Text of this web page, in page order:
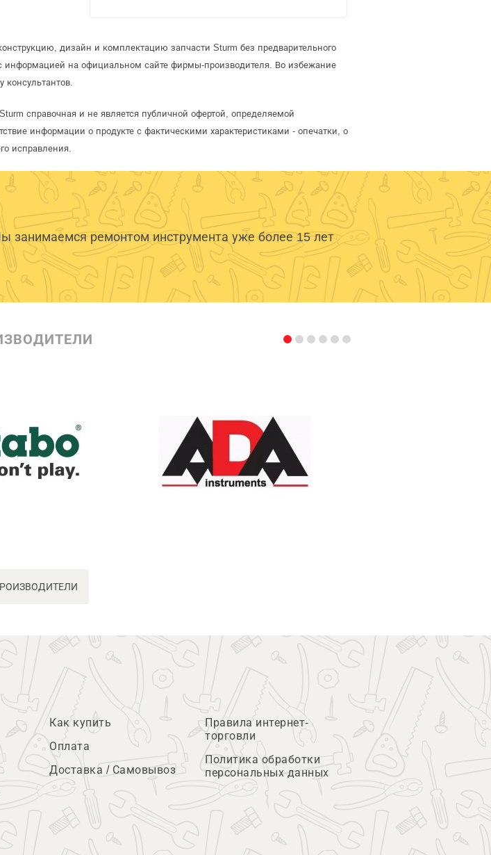
дизайн и комплектацию запчасти Sturm без предварительного
на официальном сайте фирмы-производителя. Во избежание
консультантов.
справочная и не является публичной офертой, определяемой
информации о продукте с фактическими характеристиками - опечатки, о
исправления.
занимаемся ремонтом инструмента уже более 15 лет
Как купить
Оплата
Доставка / Самовывоз
Правила интернет-
торговли
Политика обработки
персональных данных